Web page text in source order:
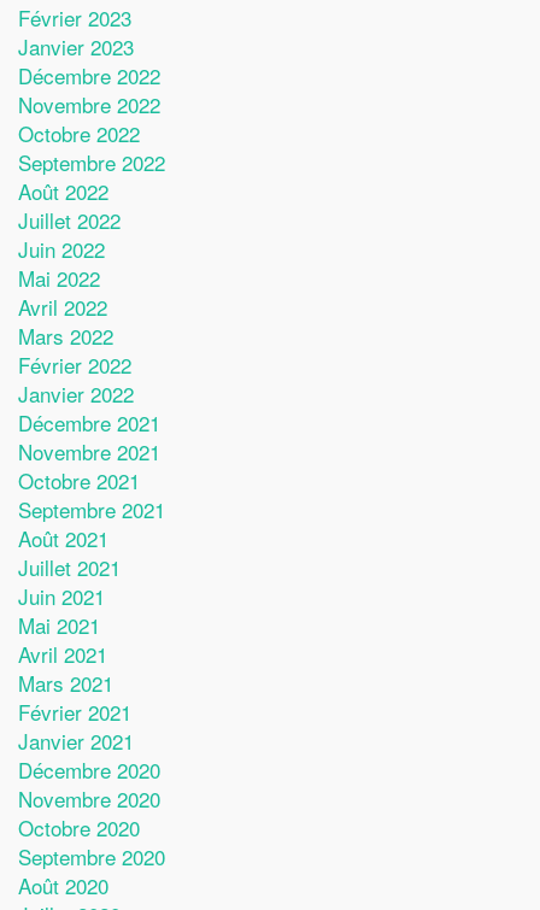
Février 2023
Janvier 2023
Décembre 2022
Novembre 2022
Octobre 2022
Septembre 2022
Août 2022
Juillet 2022
Juin 2022
Mai 2022
Avril 2022
Mars 2022
Février 2022
Janvier 2022
Décembre 2021
Novembre 2021
Octobre 2021
Septembre 2021
Août 2021
Juillet 2021
Juin 2021
Mai 2021
Avril 2021
Mars 2021
Février 2021
Janvier 2021
Décembre 2020
Novembre 2020
Octobre 2020
Septembre 2020
Août 2020